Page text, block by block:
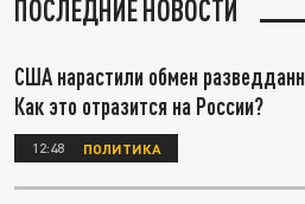
ПОСЛЕДНИЕ НОВОСТИ
США нарастили обмен
Как это отразится на России?
12:48 ПОЛИТИКА